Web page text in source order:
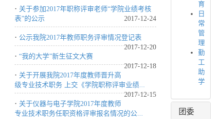
· 关于参加2017年职称评审老师“学院业绩考核
表”的公示
2017-12-24
· 公示我院2017年教师职务评审情况登记表
2017-12-20
· “我的大学”新生征文大赛
2017-12-18
· 关于开展我院2017年度教师晋升高
级专业技术职务 上交《学院职称评审业绩...
2017-12-15
· 关于仪器与电子学院2017年度教师
专业技术职务任职资格评审报名情况的公...
育
日
常
管
理
勤
工
助
学
团委